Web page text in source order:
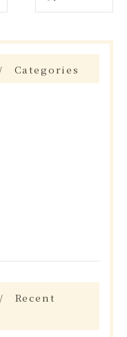
Categories
Recent